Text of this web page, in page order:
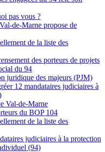
pas vous ?
de-Marne propose de
de la liste des
des porteurs de projets
du 94
juridique des majeurs (PJM)
12 mandataires judiciaires à
Val-de-Marne
du BOP 104
de la liste des
judiciaires à la protection
(94)